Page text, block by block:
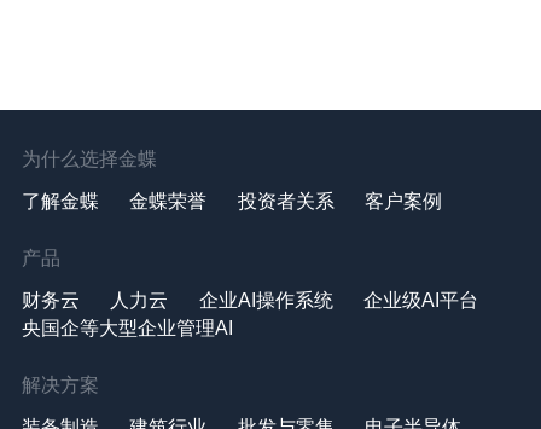
为什么选择金蝶
了解金蝶 金蝶荣誉 投资者关系 客户案例
产品
财务云 人力云 企业AI操作系统
企业级AI平台
央国企等大型企业管理AI
解决方案